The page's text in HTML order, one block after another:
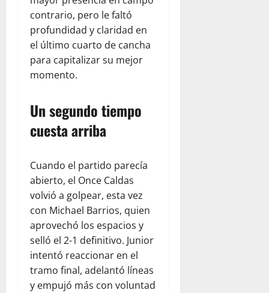
contrario, pero le faltó
profundidad y claridad en
el último cuarto de cancha
para capitalizar su mejor
momento.
Un segundo tiempo
cuesta arriba
Cuando el partido parecía
abierto, el Once Caldas
volvió a golpear, esta vez
con Michael Barrios, quien
aprovechó los espacios y
selló el 2-1 definitivo. Junior
intentó reaccionar en el
tramo final, adelantó líneas
y empujó más con voluntad